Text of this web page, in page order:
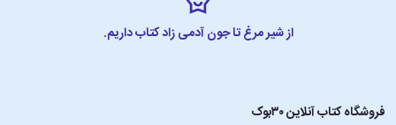
از شیر مرغ تا جون آدمی زاد کتاب داریم.
فروشگاه کتاب آنلاین ۳۰بوک